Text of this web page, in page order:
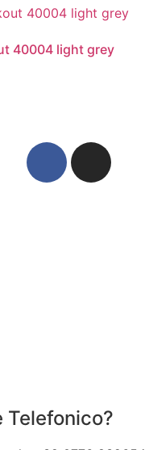
40004 light grey
Telefonico?